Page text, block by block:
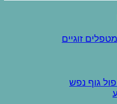
זוגיים
גוף נפש